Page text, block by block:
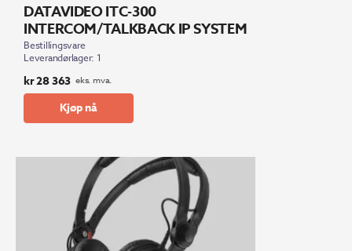
DATAVIDEO ITC-300
INTERCOM/TALKBACK IP SYSTEM
Bestillingsvare
Leverandørlager: 1
kr28 363 eks. mva.
Kjøp nå